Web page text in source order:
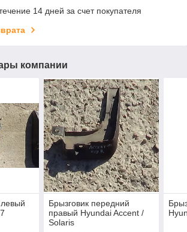
14 дней за счет покупателя
компании
Брызговик передний
правый Hyundai Accent /
Solaris